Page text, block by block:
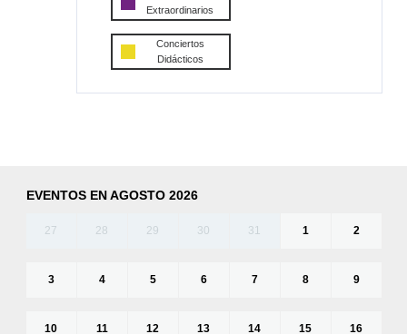
Extraordinarios
Conciertos
Didácticos
EVENTOS EN AGOSTO 2026
27 28 29 30 31 1 2
3 4 5 6 7 8 9
10 11 12 13 14 15 16